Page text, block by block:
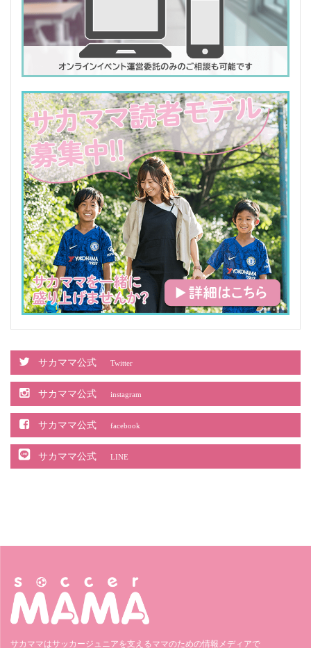
サカママ公式 Twitter
サカママ公式 instagram
サカママ公式 facebook
サカママ公式 LINE
サカママはサッカージュニアを支えるママのための情報メディアで